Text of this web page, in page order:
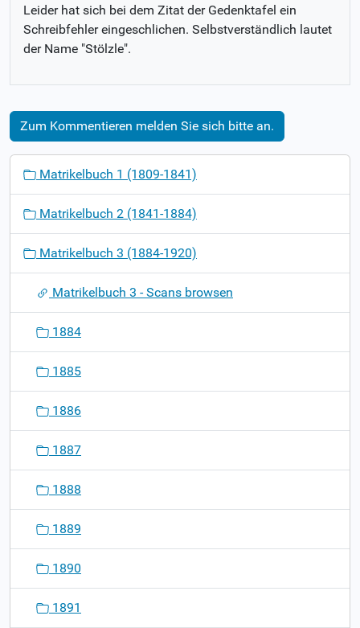
Leider hat sich bei dem Zitat der Gedenktafel ein
Schreibfehler eingeschlichen. Selbstverständlich lautet
der Name "Stölzle".
Zum Kommentieren melden Sie sich bitte an.
o
Matrikelbuch 1 (1809-1841)
Matrikelbuch 2 (1841-1884)
Matrikelbuch 3 (1884-1920)
Matrikelbuch 3 - Scans browsen
1884
1885
1886
1887
1888
1889
1890
1891